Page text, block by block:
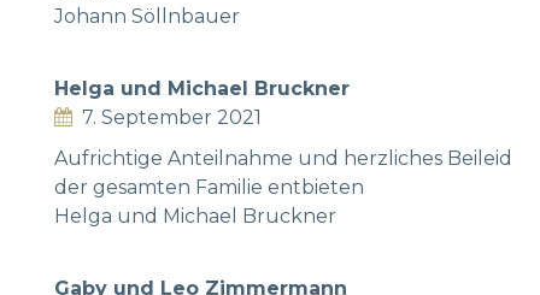
Johann Söllnbauer
Helga und Michael Bruckner
7. September 2021
Aufrichtige Anteilnahme und herzliches Beileid
der gesamten Familie entbieten
Helga und Michael Bruckner
Gaby und Leo Zimmermann